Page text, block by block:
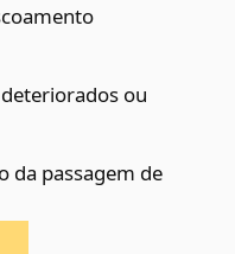
ou
da passagem de